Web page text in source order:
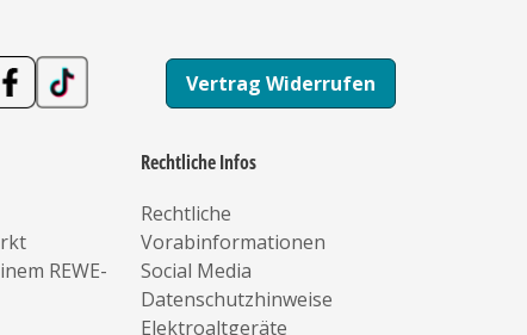
Vertrag Widerrufen
REWE-
Rechtliche Infos
Rechtliche
Vorabinformationen
Social Media
Datenschutzhinweise
Elektroaltgeräte